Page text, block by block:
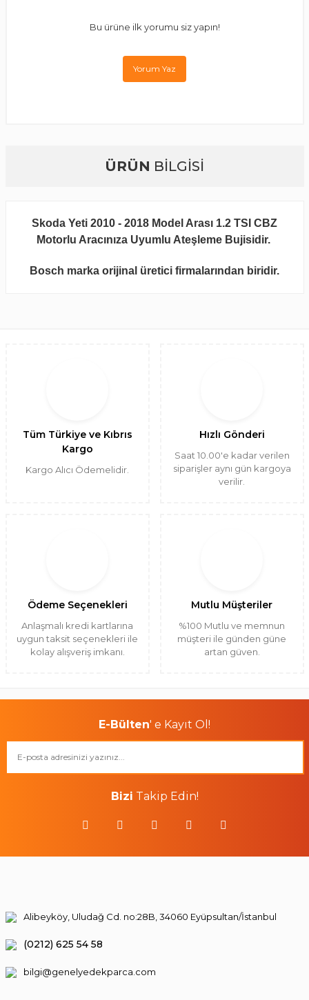
Bu ürüne ilk yorumu siz yapın!
Yorum Yaz
ÜRÜN BİLGİSİ
Skoda Yeti 2010 - 2018 Model Arası 1.2 TSI CBZ
Motorlu Aracınıza Uyumlu Ateşleme Bujisidir.
Bosch marka orijinal üretici firmalarından biridir.
Tüm Türkiye ve Kıbrıs
Kargo
Kargo Alıcı Ödemelidir.
Hızlı Gönderi
Saat 10.00'e kadar verilen
siparişler aynı gün kargoya
verilir.
Ödeme Seçenekleri
Anlaşmalı kredi kartlarına
uygun taksit seçenekleri ile
kolay alışveriş imkanı.
Mutlu Müşteriler
%100 Mutlu ve memnun
müşteri ile günden güne
artan güven.
E-Bülten' e Kayıt Ol!
Bizi Takip Edin!
Alibeyköy, Uludağ Cd. no:28B, 34060 Eyüpsultan/İstanbul
(0212) 625 54 58
bilgi@genelyedekparca.com